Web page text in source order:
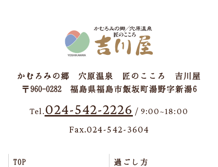
かむろみの郷 穴原温泉 匠のこころ 吉川屋
〒960-0282 福島県福島市飯坂町湯野字新湯6
Tel. 024-542-2226 / 9:00~18:00
Fax.024-542-3604
TOP
過ごし方